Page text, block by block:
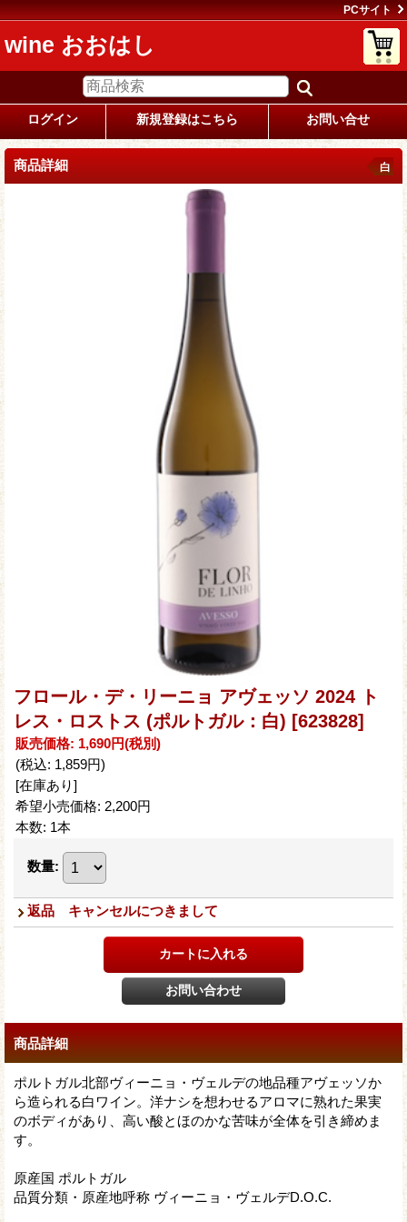
PCサイト
wine おおはし
ログイン 新規登録はこちら お問い合せ
商品詳細 白
フロール・デ・リーニョ アヴェッソ 2024 ト
レス・ロストス (ポルトガル：白) [623828]
販売価格: 1,690円(税別)
(税込: 1,859円)
[在庫あり]
希望小売価格: 2,200円
本数: 1本
数量:
返品 キャンセルにつきまして
商品詳細
ポルトガル北部ヴィーニョ・ヴェルデの地品種アヴェッソか
ら造られる白ワイン。洋ナシを想わせるアロマに熟れた果実
のボディがあり、高い酸とほのかな苦味が全体を引き締めま
す。
原産国 ポルトガル
品質分類・原産地呼称 ヴィーニョ・ヴェルデD.O.C.